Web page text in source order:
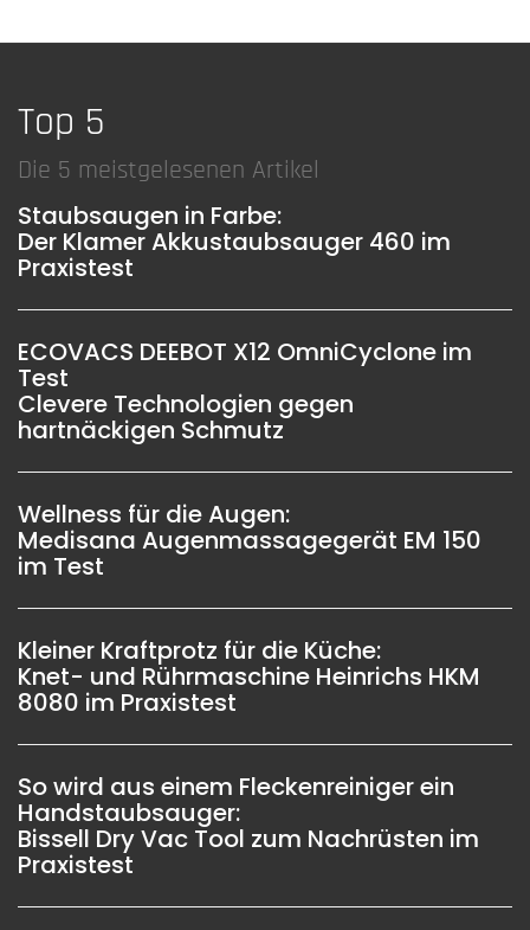
Top 5
Die 5 meistgelesenen Artikel
Staubsaugen in Farbe:
Der Klamer Akkustaubsauger 460 im
Praxistest
ECOVACS DEEBOT X12 OmniCyclone im
Test
Clevere Technologien gegen
hartnäckigen Schmutz
Wellness für die Augen:
Medisana Augenmassagegerät EM 150
im Test
Kleiner Kraftprotz für die Küche:
Knet- und Rührmaschine Heinrichs HKM
8080 im Praxistest
So wird aus einem Fleckenreiniger ein
Handstaubsauger:
Bissell Dry Vac Tool zum Nachrüsten im
Praxistest